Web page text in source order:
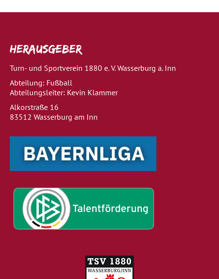
Herausgeber
Turn- und Sportverein 1880 e. V. Wasserburg a. Inn
Abteilung: Fußball
Abteilungsleiter: Kevin Klammer
Alkorstraße 16
83512 Wasserburg am Inn